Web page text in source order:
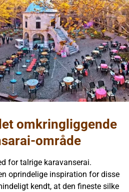
omkringliggende
område
for talrige karavanserai.
oprindelige inspiration for disse
kendt, at den fineste silke